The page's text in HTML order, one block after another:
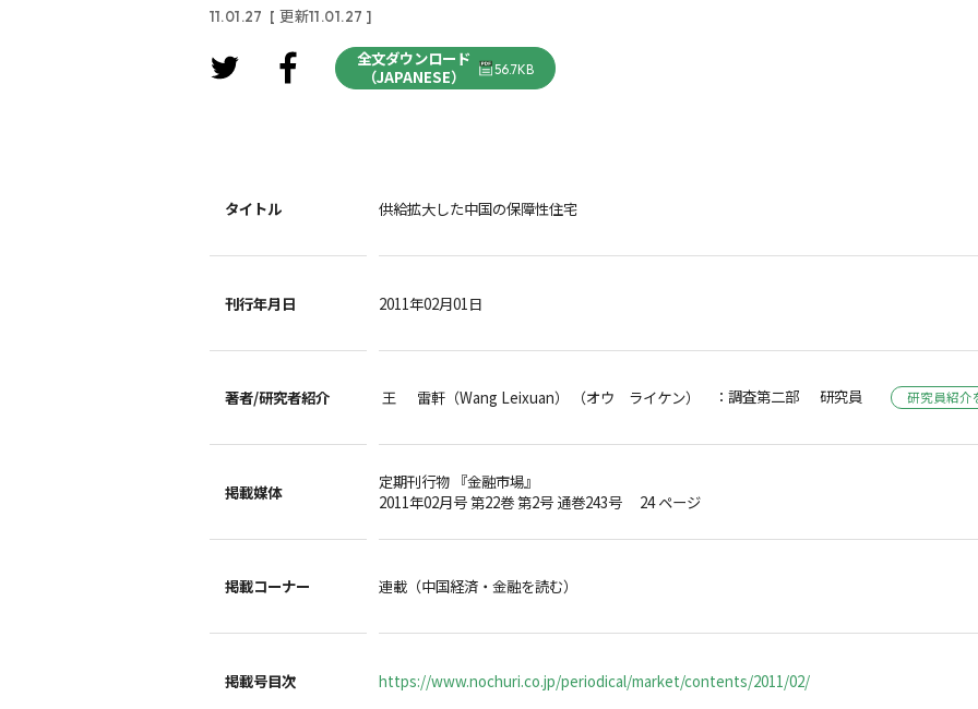
11.01.27 [ 更新11.01.27 ]
全文ダウンロード
（JAPANESE）
56.7KB
タイトル 供給拡大した中国の保障性住宅
刊行年月日 2011年02月01日
著者/研究者紹介 王 雷軒（Wang Leixuan） （オウ ライケン） ：調査第二部 研究員 研究員紹介
掲載媒体
定期刊行物 『金融市場』
2011年02月号 第22巻 第2号 通巻243号 24 ページ
掲載コーナー 連載（中国経済・金融を読む）
掲載号目次 https://www.nochuri.co.jp/periodical/market/contents/2011/02/